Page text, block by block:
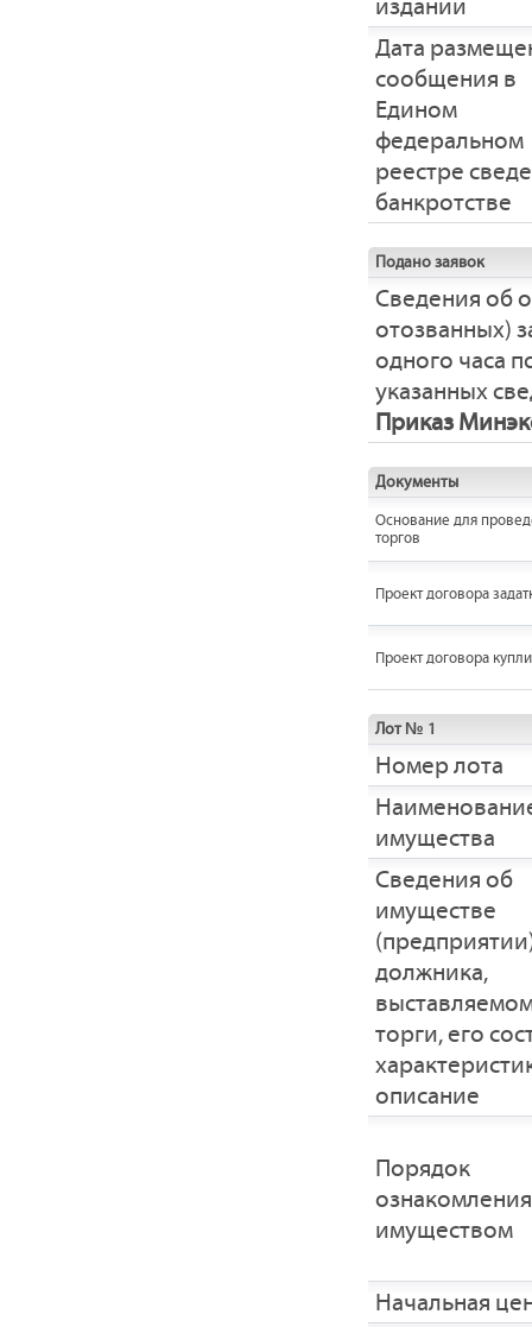
Дата
сообщения в
Едином
федеральном
реестре
банкротстве
Подано заявок
Сведения об
отозванных)
одного часа
указанных
Приказ
Документы
Основание для
торгов
Проект договора
Проект договора
Лот № 1
Номер лота
имущества
Cведения об
имуществе
должника,
торги, его
описание
Порядок
имуществом
Начальная